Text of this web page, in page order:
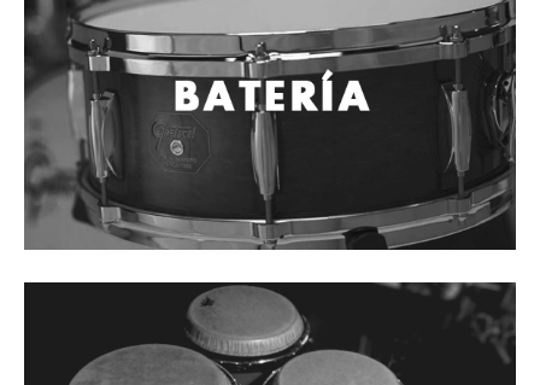
Cables
Audio Profesional
Columnas pasivas
Columnas activas
Amplificadores
Consolas mezcladoras
Procesadores y efectos
Interfaz para grabación
Audífonos y monitoreo personal